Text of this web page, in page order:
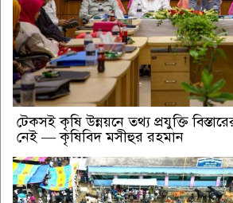
টেকসই কৃষি উন্নয়নে তথ্য প্রযুক্তি
নেই — কৃষিবিদ মসীহুর রহমান